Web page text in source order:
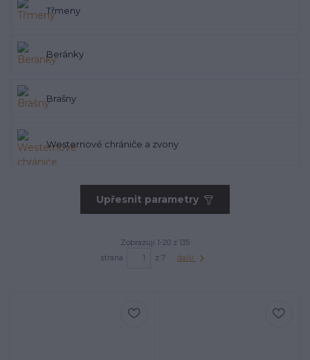
Třmeny
Beránky
Brašny
Westernové chrániče a zvony
Upřesnit parametry
Zobrazuji 1-20 z 135
strana
z 7 další